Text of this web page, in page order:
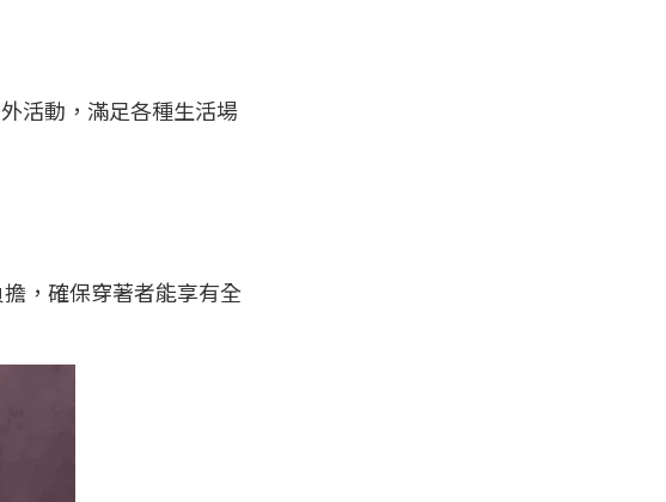
活動，滿足各種生活場
，確保穿著者能享有全